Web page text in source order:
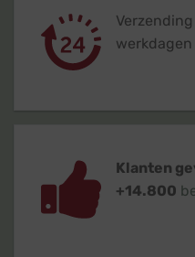
Verzending
Klanten
+14.800